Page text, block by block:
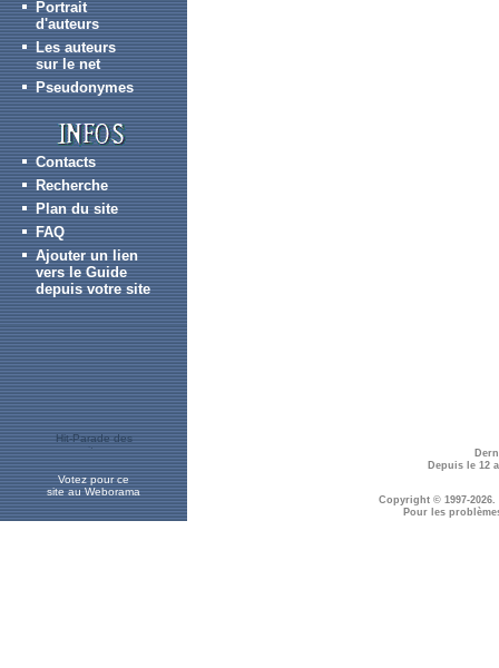
Portrait
d'auteurs
Les auteurs
sur le net
Pseudonymes
Contacts
Recherche
Plan du site
FAQ
Ajouter un lien
vers le Guide
depuis votre site
Votez pour ce
site au Weborama
Depuis le 12
Copyright © 1997-2026.
Pour les